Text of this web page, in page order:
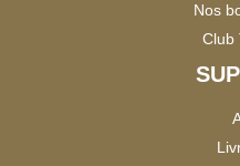
Nos
Club